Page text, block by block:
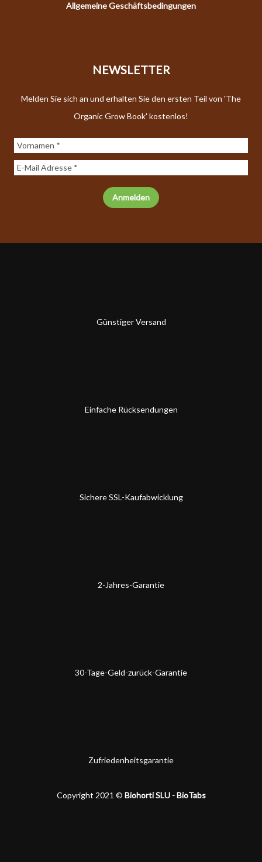
Allgemeine Geschäftsbedingungen
NEWSLETTER
Melden Sie sich an und erhalten Sie den ersten Teil von 'The
Organic Grow Book' kostenlos!
Günstiger Versand
Einfache Rücksendungen
Sichere SSL-Kaufabwicklung
2-Jahres-Garantie
30-Tage-Geld-zurück-Garantie
Zufriedenheitsgarantie
Copyright 2021 © Biohorti SLU - BioTabs